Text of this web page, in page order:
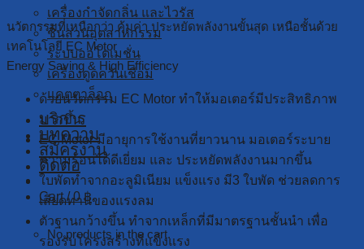
เครื่องกำจัดกลิ่น และไวรัส
ชิ้นส่วนอุตสาหกรรม
ระบบออโตเมชั่น
เครื่องดูดควันเชื่อม
แคตตาล็อก
บริการ
บทความ
สมัครงาน
ติดต่อ
Cart /0฿
No products in the cart.
นวัตกรรมที่เหนือกว่า คุ้มค่า ประหยัดพลังงานขั้นสุด เหนือชั้นด้วย
เทคโนโลยี EC Motor
Energy Saving & High Efficiency
ด้วยนวัตกรรม EC Motor ทำให้มอเตอร์มีประสิทธิภาพ
มากขึ้น
EC Motor มีอายุการใช้งานที่ยาวนาน มอเตอร์ระบาย
ความร้อนได้ดีเยี่ยม และ ประหยัดพลังงานมากขึ้น
ใบพัดทำจากอะลูมิเนียม แข็งแรง มี3 ใบพัด ช่วยลดการ
เสียดทานของแรงลม
ตัวฐานกว้างขึ้น ทำจากเหล็กที่มีมาตรฐานชั้นนำ เพื่อ
รองรับโครงสร้างที่แข็งแรง